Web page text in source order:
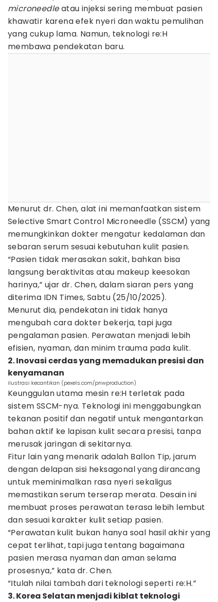
microneedleatau injeksi sering membuat pasien
khawatir karena efek nyeri dan waktu pemulihan
yang cukup lama. Namun, teknologi re:H
membawa pendekatan baru.
Menurut dr. Chen, alat ini memanfaatkan sistem
Selective Smart Control Microneedle (SSCM) yang
memungkinkan dokter mengatur kedalaman dan
sebaran serum sesuai kebutuhan kulit pasien.
“Pasien tidak merasakan sakit, bahkan bisa
langsung beraktivitas atau makeup keesokan
harinya,” ujar dr. Chen, dalam siaran pers yang
diterima IDN Times, Sabtu (25/10/2025).
Menurut dia, pendekatan ini tidak hanya
mengubah cara dokter bekerja, tapi juga
pengalaman pasien. Perawatan menjadi lebih
efisien, nyaman, dan minim trauma pada kulit.
2. Inovasi cerdas yang memadukan presisi dan
kenyamanan
ilustrasi kecantikan (pexels.com/pnwproduction)
Keunggulan utama mesin re:H terletak pada
sistem SSCM-nya. Teknologi ini menggabungkan
tekanan positif dan negatif untuk mengantarkan
bahan aktif ke lapisan kulit secara presisi, tanpa
merusak jaringan di sekitarnya.
Fitur lain yang menarik adalah Ballon Tip, jarum
dengan delapan sisi heksagonal yang dirancang
untuk meminimalkan rasa nyeri sekaligus
memastikan serum terserap merata. Desain ini
membuat proses perawatan terasa lebih lembut
dan sesuai karakter kulit setiap pasien.
“Perawatan kulit bukan hanya soal hasil akhir yang
cepat terlihat, tapi juga tentang bagaimana
pasien merasa nyaman dan aman selama
prosesnya,” kata dr. Chen.
“Itulah nilai tambah dari teknologi seperti re:H.”
3. Korea Selatan menjadi kiblat teknologi